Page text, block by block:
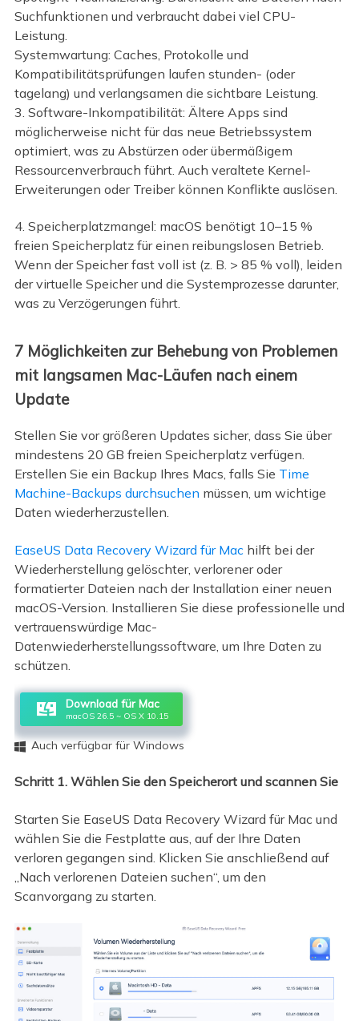
Suchfunktionen und verbraucht dabei viel CPU-
Leistung.
Systemwartung: Caches, Protokolle und
Kompatibilitätsprüfungen laufen stunden- (oder
tagelang) und verlangsamen die sichtbare Leistung.
3. Software-Inkompatibilität: Ältere Apps sind
möglicherweise nicht für das neue Betriebssystem
optimiert, was zu Abstürzen oder übermäßigem
Ressourcenverbrauch führt. Auch veraltete Kernel-
Erweiterungen oder Treiber können Konflikte auslösen.
4. Speicherplatzmangel: macOS benötigt 10–15 %
freien Speicherplatz für einen reibungslosen Betrieb.
Wenn der Speicher fast voll ist (z. B. > 85 % voll), leiden
der virtuelle Speicher und die Systemprozesse darunter,
was zu Verzögerungen führt.
7 Möglichkeiten zur Behebung von Problemen
mit langsamen Mac-Läufen nach einem
Update
Stellen Sie vor größeren Updates sicher, dass Sie über
mindestens 20 GB freien Speicherplatz verfügen.
Erstellen Sie ein Backup Ihres Macs, falls Sie Time
Machine-Backups durchsuchen müssen, um wichtige
Daten wiederherzustellen.
EaseUS Data Recovery Wizard für Mac hilft bei der
Wiederherstellung gelöschter, verlorener oder
formatierter Dateien nach der Installation einer neuen
macOS-Version. Installieren Sie diese professionelle und
vertrauenswürdige Mac-
Datenwiederherstellungssoftware, um Ihre Daten zu
schützen.
Download für Mac
macOS 26.5 ~ OS X 10.15
 Auch verfügbar für Windows
Schritt 1. Wählen Sie den Speicherort und scannen Sie
Starten Sie EaseUS Data Recovery Wizard für Mac und
wählen Sie die Festplatte aus, auf der Ihre Daten
verloren gegangen sind. Klicken Sie anschließend auf
„Nach verlorenen Dateien suchen“, um den
Scanvorgang zu starten.